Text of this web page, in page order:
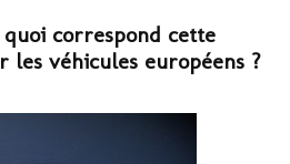
quoi correspond cette
les véhicules européens ?